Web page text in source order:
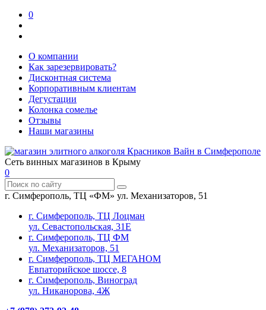
0
О компании
Как зарезервировать?
Дисконтная система
Корпоративным клиентам
Дегустации
Колонка сомелье
Отзывы
Наши магазины
Сеть винных магазинов в Крыму
0
г. Симферополь, ТЦ «ФМ» ул. Механизаторов, 51
г. Симферополь, ТЦ Лоцман
ул. Севастопольская, 31Е
г. Симферополь, ТЦ ФМ
ул. Механизаторов, 51
г. Симферополь, ТЦ МЕГАНОМ
Евпаторийское шоссе, 8
г. Симферополь, Виноград
ул. Никанорова, 4Ж